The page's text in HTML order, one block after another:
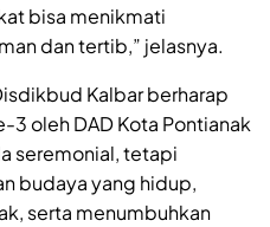
bisa menikmati
dan tertib,” jelasnya.
Kalbar berharap
3 oleh DAD Kota Pontianak
seremonial, tetapi
budaya yang hidup,
serta menumbuhkan